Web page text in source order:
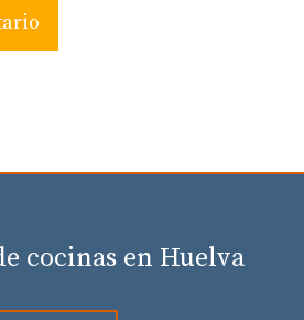
cocinas en Huelva